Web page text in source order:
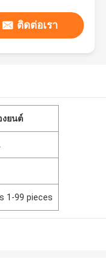
ติดต่อเรา
งยนต์
1-99 pieces